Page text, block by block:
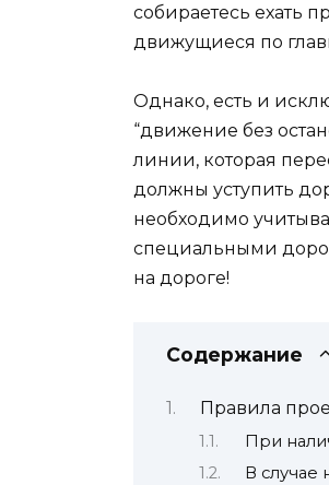
собираетесь ехать
движущиеся по
Однако, есть и
“движение без
линии, которая
должны уступить
необходимо
специальными
на дороге!
Содержание
Правила
При
В случае